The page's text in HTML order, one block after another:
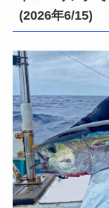
(2026年6/15)